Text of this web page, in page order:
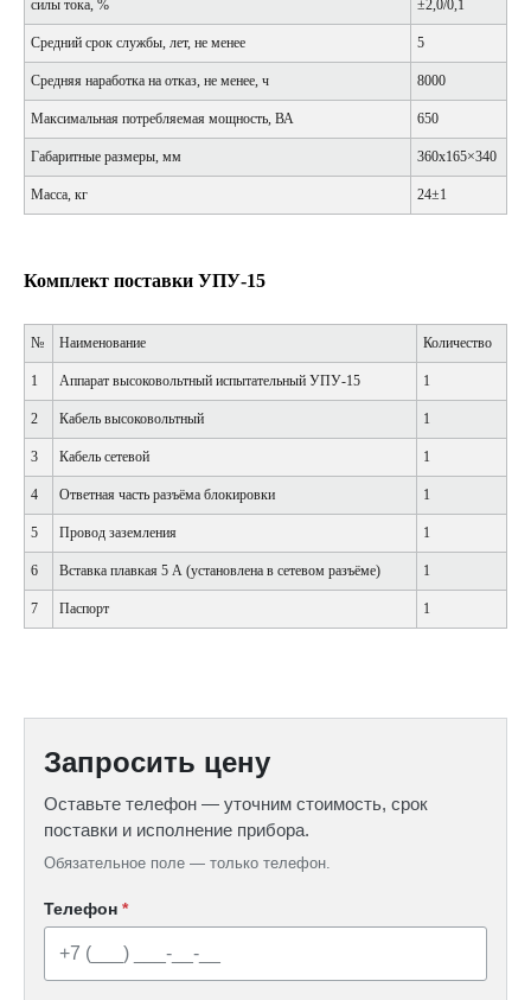
силы тока, % ±2,0/0,1
Средний срок службы, лет, не менее 5
Средняя наработка на отказ, не менее, ч 8000
Максимальная потребляемая мощность, ВА 650
Габаритные размеры, мм 360х165×340
Масса, кг 24±1
Комплект поставки УПУ-15
№ Наименование Количество
1 Аппарат высоковольтный испытательный УПУ-15 1
2 Кабель высоковольтный 1
3 Кабель сетевой 1
4 Ответная часть разъёма блокировки 1
5 Провод заземления 1
6 Вставка плавкая 5 А (установлена в сетевом разъёме) 1
7 Паспорт 1
Запросить цену
Оставьте телефон — уточним стоимость, срок
поставки и исполнение прибора.
Обязательное поле — только телефон.
Телефон *